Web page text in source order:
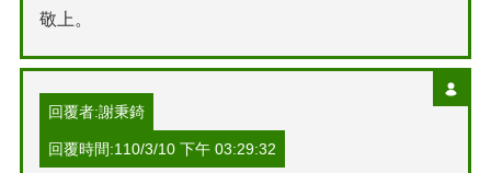
敬上。
回覆者:謝秉錡
回覆時間:110/3/10 下午 03:29:32